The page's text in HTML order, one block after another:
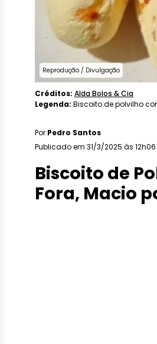
Reprodução / Divulgação
Créditos: Alda Bolos & Cia
Legenda: Biscoito de polvilho
Por Pedro Santos
Publicado em 31/3/2025 às 12h06
Biscoito de
Fora, Macio